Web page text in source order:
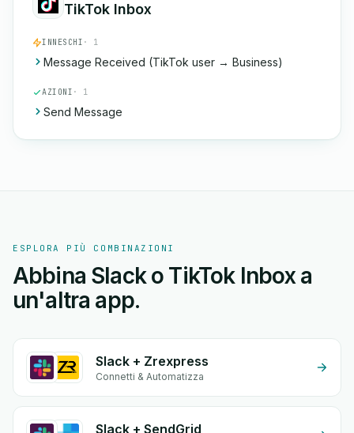
TikTok Inbox
INNESCHI · 1
Message Received (TikTok user → Business)
AZIONI · 1
Send Message
ESPLORA PIÙ COMBINAZIONI
Abbina Slack o TikTok Inbox a
un'altra app.
Slack + Zrexpress
Connetti & Automatizza
Slack + SendGrid